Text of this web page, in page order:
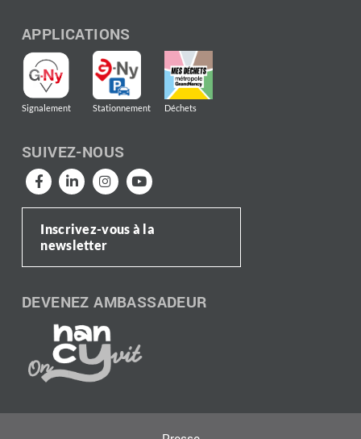
APPLICATIONS
Signalement Stationnement Déchets
SUIVEZ-NOUS
Inscrivez-vous à la
newsletter
DEVENEZ AMBASSADEUR